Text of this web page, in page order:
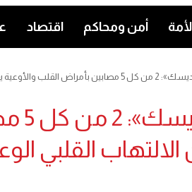
أمن ومحاكم اقتصاد
من الالتهاب القلبي الوعائي
القلبي